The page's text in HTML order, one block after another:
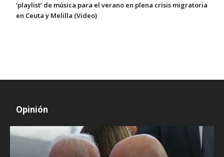
‘playlist’ de música para el verano en plena crisis migratoria
en Ceuta y Melilla (Video)
Opinión